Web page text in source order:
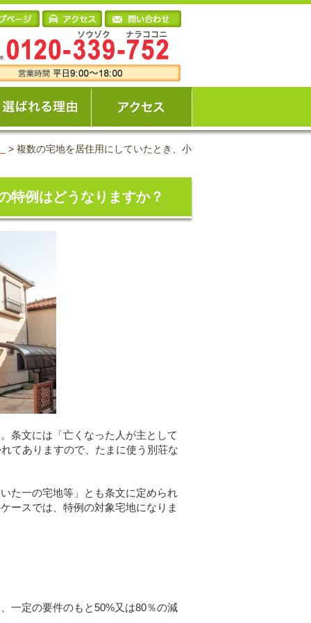
> 複数の宅地を居住用にしていたとき、小
特例はどうなりますか？
条文には「亡くなった人が主として
てありますので、たまに使う別荘な
た一の宅地等」とも条文に定められ
ースでは、特例の対象宅地になりま
一定の要件のもと50%又は80％の減